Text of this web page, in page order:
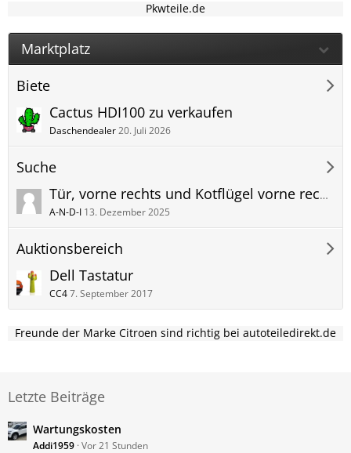
Pkwteile.de
Marktplatz
Biete
Cactus HDI100 zu verkaufen
Daschendealer20. Juli 2026
Suche
Tür, vorne rechts und Kotflügel vorne rechts in leuchtend Rot
A-N-D-I 13. Dezember 2025
Auktionsbereich
Dell Tastatur
CC47. September 2017
Freunde der Marke Citroen sind richtig bei autoteiledirekt.de
Letzte Beiträge
Wartungskosten
Addi1959 Vor 21 Stunden